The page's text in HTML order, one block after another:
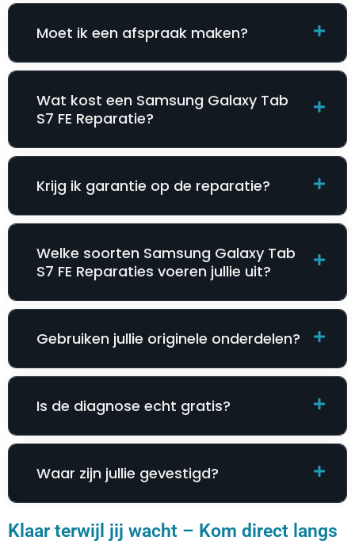
Moet ik een afspraak maken?
Wat kost een Samsung Galaxy Tab
S7 FE Reparatie​​​​?
Krijg ik garantie op de reparatie?
Welke soorten Samsung Galaxy Tab
S7 FE Reparatie​​​​s voeren jullie uit?
Gebruiken jullie originele onderdelen?
Is de diagnose echt gratis?
Waar zijn jullie gevestigd?
Klaar terwijl jij wacht – Kom direct langs